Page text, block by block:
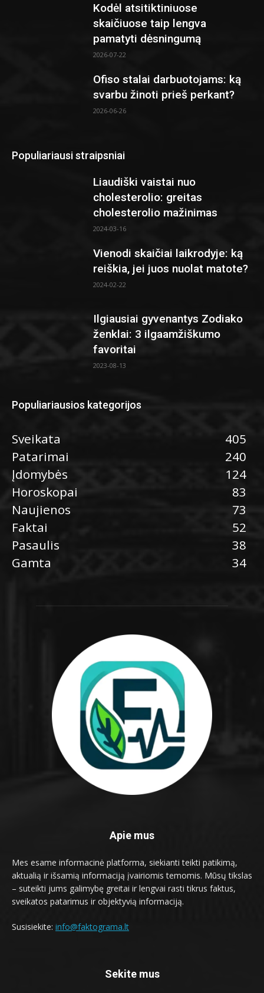
Kodėl atsitiktiniuose
skaičiuose taip lengva
pamatyti dėsningumą
2026-07-22
Ofiso stalai darbuotojams: ką
svarbu žinoti prieš perkant?
2026-06-26
Populiariausi straipsniai
Liaudiški vaistai nuo
cholesterolio: greitas
cholesterolio mažinimas
2024-03-16
Vienodi skaičiai laikrodyje: ką
reiškia, jei juos nuolat matote?
2024-02-22
Ilgiausiai gyvenantys Zodiako
ženklai: 3 ilgaamžiškumo
favoritai
2023-08-13
Populiariausios kategorijos
Sveikata
405
Patarimai
240
Įdomybės
124
Horoskopai
83
Naujienos
73
Faktai
52
Pasaulis
38
Gamta
34
Apie mus
Mes esame informacinė platforma, siekianti teikti patikimą,
aktualią ir išsamią informaciją įvairiomis temomis. Mūsų tikslas
– suteikti jums galimybę greitai ir lengvai rasti tikrus faktus,
sveikatos patarimus ir objektyvią informaciją.
Susisiekite: info@faktograma.lt
Sekite mus